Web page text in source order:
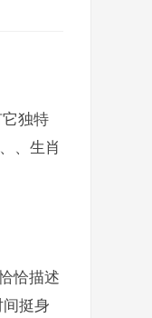
独特
、生肖
恰描述
挺身